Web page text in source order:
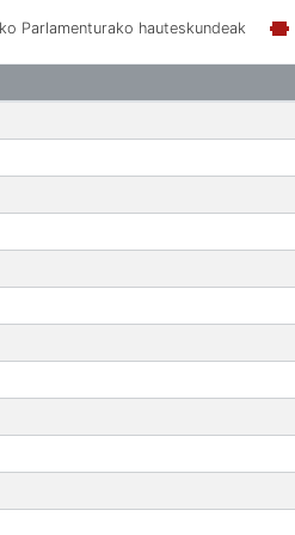
Parlamenturako hauteskundeak